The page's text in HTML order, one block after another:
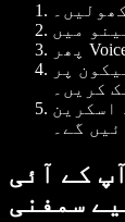
پر
کریں۔
اسکرین
گے۔
کے آئی
سمفنی